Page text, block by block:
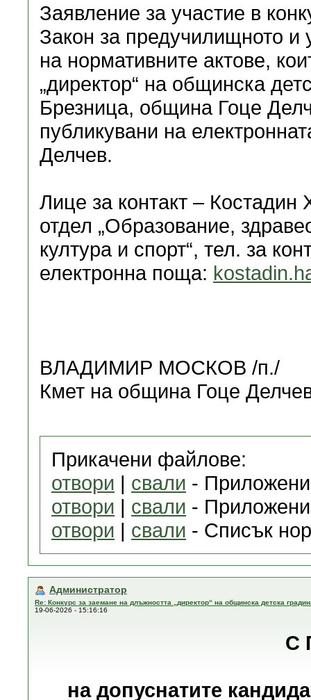
Заявление за участие в
Закон за предучилищното и
на нормативните актове,
„директор“ на общинска
Брезница, община Гоце
публикувани на
Делчев.
Лице за контакт –
отдел „Образование,
култура и спорт“, тел. за
електронна поща:
ВЛАДИМИР МОСКОВ /п./
Кмет на община Гоце
Прикачени файлове:
отвори | свали -
отвори | свали -
отвори | свали - Списък
Администратор
Re: Конкурс за заемане на длъжността „директор“ на общинска детска
19-06-2026 - 15:16:16
С
на допуснатите